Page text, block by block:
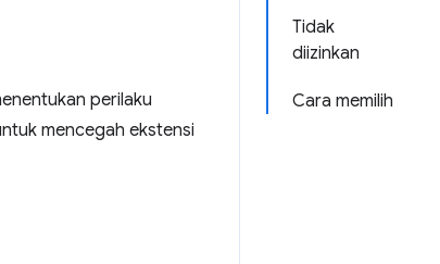
Tidak
diizinkan
Cara memilih
perilaku
mencegah ekstensi